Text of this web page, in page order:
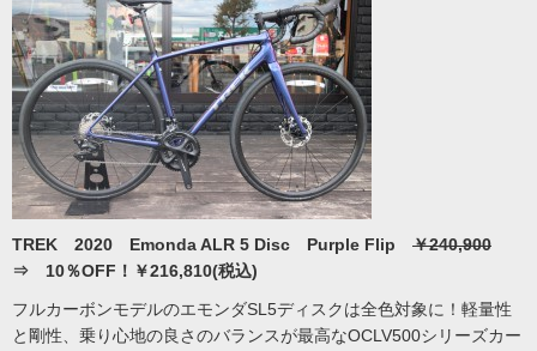
TREK 2020 Emonda ALR 5 Disc Purple Flip ￥240,900
⇒ 10％OFF！￥216,810(税込)
フルカーボンモデルのエモンダSL5ディスクは全色対象に！軽量性
と剛性、乗り心地の良さのバランスが最高なOCLV500シリーズカー